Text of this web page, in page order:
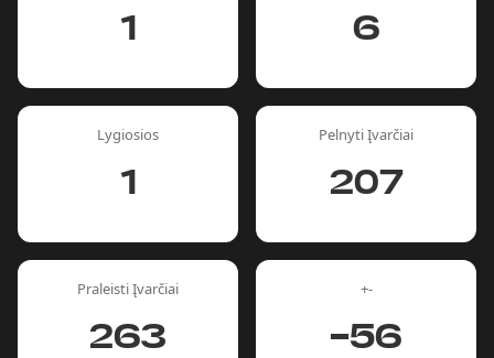
1 6
Lygiosios
1
Pelnyti Įvarčiai
207
Praleisti Įvarčiai
263
+-
-56